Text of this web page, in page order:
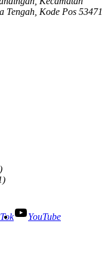
Tengah, Kode Pos 53471
YouTube